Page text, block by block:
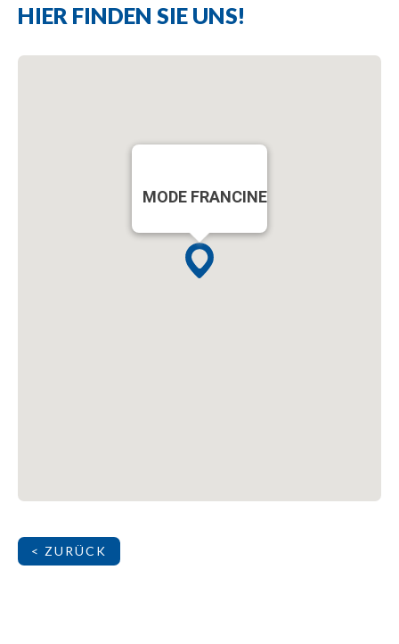
HIER FINDEN SIE UNS!
MODE FRANCINE
< ZURÜCK